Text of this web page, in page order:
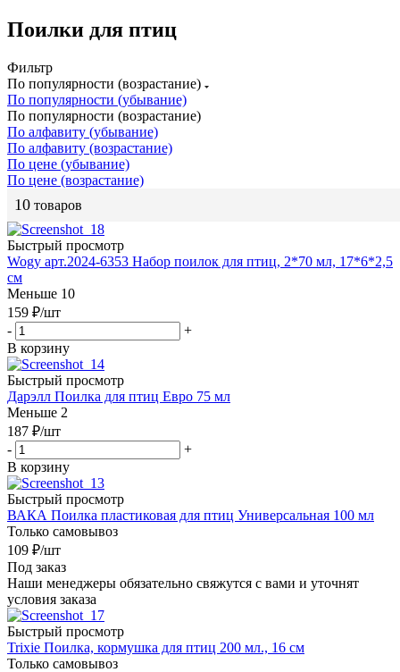
Поилки для птиц
Фильтр
По популярности (возрастание)
По популярности (убывание)
По популярности (возрастание)
По алфавиту (убывание)
По алфавиту (возрастание)
По цене (убывание)
По цене (возрастание)
10 товаров
Быстрый просмотр
Wogy арт.2024-6353 Набор поилок для птиц, 2*70 мл, 17*6*2,5
см
Меньше 10
159 ₽/шт
-
+
В корзину
Быстрый просмотр
Дарэлл Поилка для птиц Евро 75 мл
Меньше 2
187 ₽/шт
-
+
В корзину
Быстрый просмотр
ВАКА Поилка пластиковая для птиц Универсальная 100 мл
Только самовывоз
109 ₽/шт
Под заказ
Наши менеджеры обязательно свяжутся с вами и уточнят
условия заказа
Быстрый просмотр
Trixie Поилка, кормушка для птиц 200 мл., 16 см
Только самовывоз